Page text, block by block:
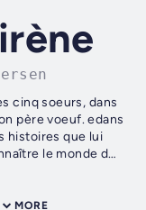
cinq soeurs, dans
père voeuf. edans
histoires que lui
le monde des
MORE